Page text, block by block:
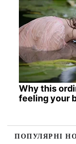
Why this
feeling your
ПОПУЛЯРНІ